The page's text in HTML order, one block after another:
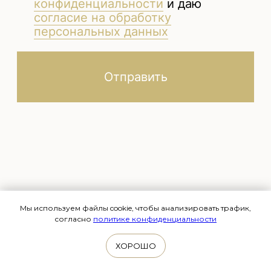
Связаться с нами
+7 (3462) 55-07-05
davinci-med@mail.ru
Мы используем файлы cookie, чтобы анализировать трафик,
согласно политике конфиденциальности
ХОРОШО